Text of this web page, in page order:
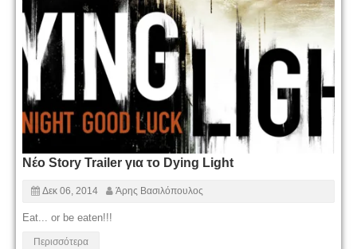
Νέο Story Trailer για το Dying Light
Δεκ 06, 2014 Άρης Βασιλόπουλος
Eat... or be eaten!!!
Περισσότερα